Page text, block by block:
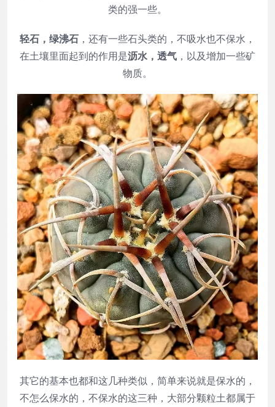
类的强一些。
轻石，绿沸石 ，还有一些石头类的，不吸水也不保水，
在土壤里面起到的作用是沥水，透气 ，以及增加一些矿
物质。
其它的基本也都和这几种类似，简单来说就是保水的，
不怎么保水的，不保水的这三种，大部分颗粒土都属于